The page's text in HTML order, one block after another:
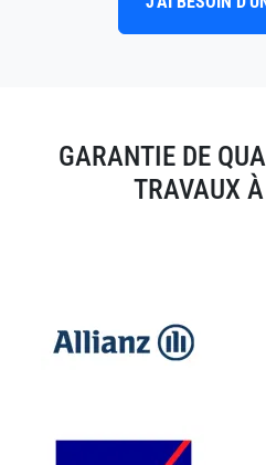
GARANTIE DE
TRAVAUX